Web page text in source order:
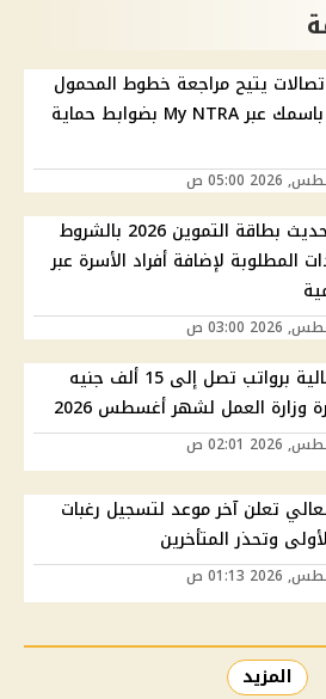
يتيح مراجعة خطوط المحمول
المسجلة باسمك عبر My NTRA بضوابط حماية
خطوات تحديث بطاقة التموين 2026 بالشروط
المطلوبة لإضافة أفراد الأسرة عبر
وظائف خالية برواتب تصل إلى 15 ألف جنيه
العمل لشهر أغسطس 2026
تعلن آخر موعد لتسجيل رغبات
وتحذر المتأخرين
المزيد